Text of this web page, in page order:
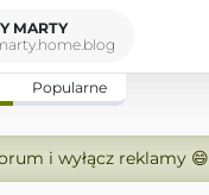
MARTY
Popularne
i wyłącz reklamy 😄